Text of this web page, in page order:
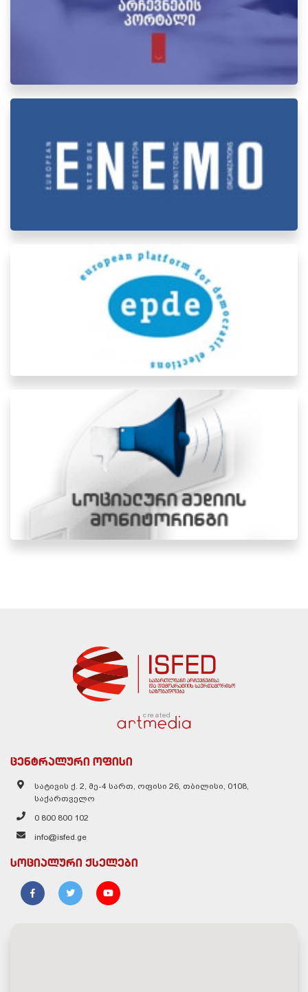
created
ცენტრალური ოფისი
სატივის ქ. 2, მე-4 სართ, ოფისი 26, თბილისი, 0108,
საქართველო
0 800 800 102
info@isfed.ge
სოციალური ქსელები